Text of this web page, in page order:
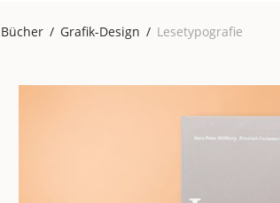
Bücher / Grafik-Design / Lesetypografie